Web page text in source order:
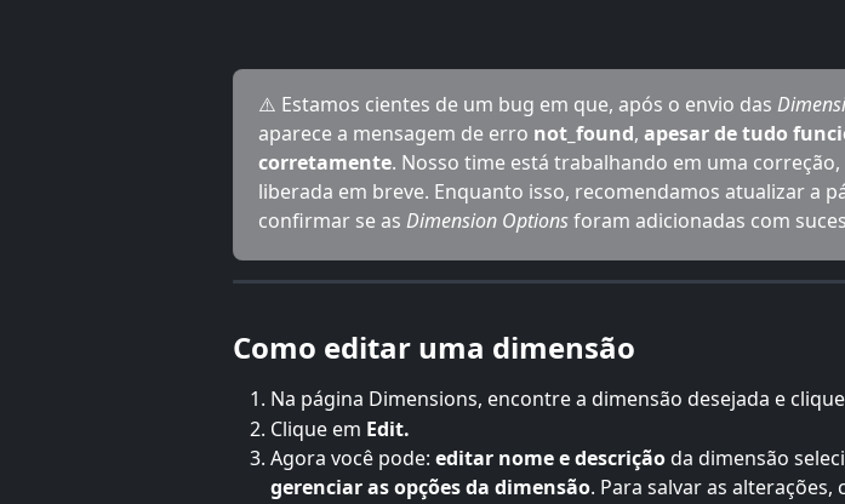
⚠️ Estamos cientes de um bug em que, após o envio das
aparece a mensagem de erro not_found, apesar de tudo
corretamente. Nosso time está trabalhando em uma
liberada em breve. Enquanto isso, recomendamos atualizar a
confirmar se as Dimension Options foram adicionadas com
Como editar uma dimensão
Na página Dimensions, encontre a dimensão desejada e
Clique em Edit.
Agora você pode: editar nome e descrição da dimensão
gerenciar as opções da dimensão. Para salvar as alterações,